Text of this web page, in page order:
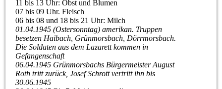
11 bis 13 Uhr: Obst und Blumen
07 bis 09 Uhr. Fleisch
06 bis 08 und 18 bis 21 Uhr: Milch
01.04.1945 (Ostersonntag) amerikan. Truppen
besetzen Haibach, Grünmorsbach, Dörrmorsbach.
Die Soldaten aus dem Lazarett kommen in
Gefangenschaft
06.04.1945 Grünmorsbachs Bürgermeister August
Roth tritt zurück, Josef Schrott vertritt ihn bis
30.06.1945